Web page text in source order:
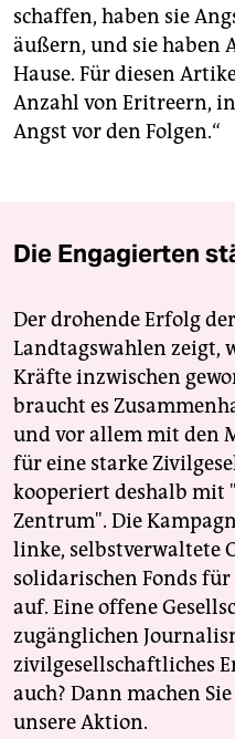
schaffen, haben sie
äußern, und sie haben
Hause. Für diesen
Anzahl von Eritreern,
Angst vor den Folgen.“
Die Engagierten
Der drohende Erfolg
Landtagswahlen zeigt,
Kräfte inzwischen
braucht es
und vor allem mit den
für eine starke
kooperiert deshalb mit
Zentrum". Die
linke, selbstverwaltete
solidarischen Fonds
auf. Eine offene
zugänglichen
zivilgesellschaftliches
auch? Dann machen
unsere Aktion.